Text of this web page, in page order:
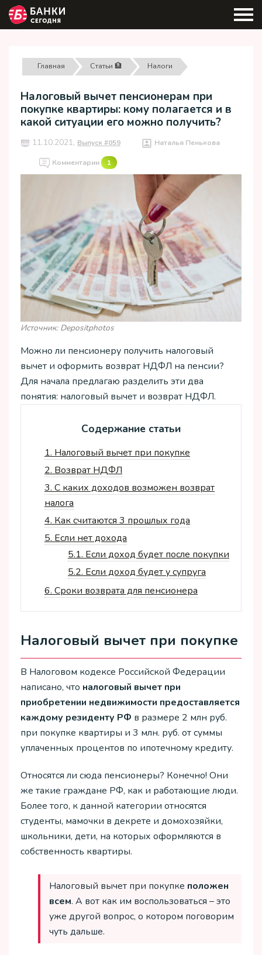
Главная Статьи 🏦 Налоги
Налоговый вычет пенсионерам при
покупке квартиры: кому полагается и в
какой ситуации его можно получить?
11.10.2021, Выпуск #059 Наталья Пенькова
Комментарии 1
Источник: Depositphotos
Можно ли пенсионеру получить налоговый
вычет и оформить возврат НДФЛ на пенсии?
Для начала предлагаю разделить эти два
понятия: налоговый вычет и возврат НДФЛ.
Содержание статьи
1. Налоговый вычет при покупке
2. Возврат НДФЛ
3. С каких доходов возможен возврат
налога
4. Как считаются 3 прошлых года
5. Если нет дохода
5.1. Если доход будет после покупки
5.2. Если доход будет у супруга
6. Сроки возврата для пенсионера
Налоговый вычет при покупке
В Налоговом кодексе Российской Федерации
написано, что налоговый вычет при
приобретении недвижимости предоставляется
каждому резиденту РФ в размере 2 млн руб.
при покупке квартиры и 3 млн. руб. от суммы
уплаченных процентов по ипотечному кредиту.
Относятся ли сюда пенсионеры? Конечно! Они
же такие граждане РФ, как и работающие люди.
Более того, к данной категории относятся
студенты, мамочки в декрете и домохозяйки,
школьники, дети, на которых оформляются в
собственность квартиры.
Налоговый вычет при покупке положен
всем. А вот как им воспользоваться – это
уже другой вопрос, о котором поговорим
чуть дальше.